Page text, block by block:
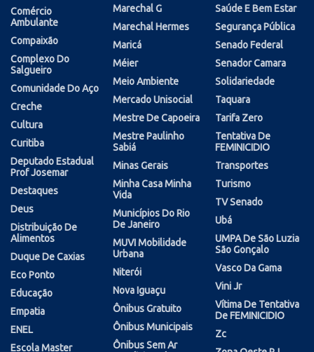
Comércio
Ambulante
Compaixão
Complexo Do
Salgueiro
Comunidade Do Aço
Creche
Cultura
Curitiba
Deputado Estadual
Prof Josemar
Destaques
Deus
Distribuição De
Alimentos
Duque De Caxias
Eco Ponto
Educação
Empatia
ENEL
Escola Master
Marechal G
Marechal Hermes
Maricá
Méier
Meio Ambiente
Mercado Unisocial
Mestre De Capoeira
Mestre Paulinho
Sabiá
Minas Gerais
Minha Casa Minha
Vida
Municípios Do Rio
De Janeiro
MUVI Mobilidade
Urbana
Niterói
Nova Iguaçu
Ônibus Gratuito
Ônibus Municipais
Ônibus Sem Ar
Saúde E Bem Estar
Segurança Pública
Senado Federal
Senador Camara
Solidariedade
Taquara
Tarifa Zero
Tentativa De
FEMINICIDIO
Transportes
Turismo
TV Senado
Ubá
UMPA De São Luzia
São Gonçalo
Vasco Da Gama
Vini Jr
Vítima De Tentativa
De FEMINICIDIO
Zc